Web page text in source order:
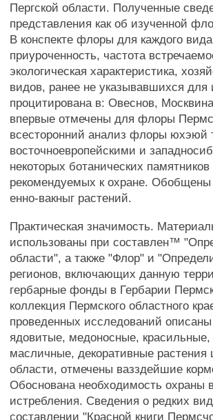
Пергской области. Полученные
представления как об изученной
В конспекте флоры для каждого
приуроченность, частота
экологическая характеристика,
видов, ранее не указывавшихся
процитирована в: Овеснов,
впервые отмечены для флоры
всесторонний анализ флоры юхэюй
восточноевропейскими и
некоторых ботанических
рекомендуемых к охране.
енно-вакныг растений.
Практическая значимость.
использованы при составлен™
области", а также "Флор" и
регионов, включающих данную
гербарные фонды в Гербарии
коллекция Пермского областного
проведенных исследований
ядовитые, медоносные,
масличные, декоративные
области, отмечены вазздейшие
Обоснована необходимость охраны
истребления. Сведения о редких
составлении "Красной книги